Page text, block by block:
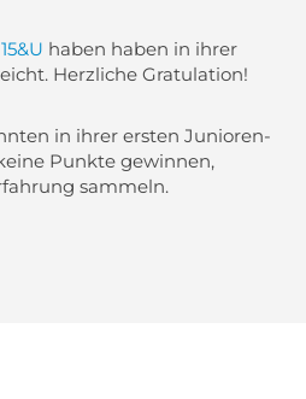
haben haben in ihrer
Herzliche Gratulation!
in ihrer ersten Junioren-
Punkte gewinnen,
sammeln.